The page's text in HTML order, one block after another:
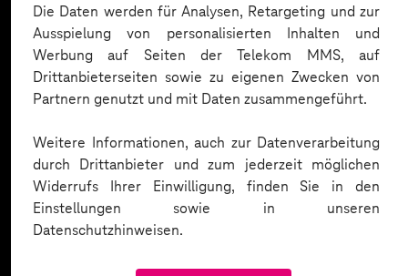
Die Daten werden für Analysen, Retargeting und zur
Ausspielung von personalisierten Inhalten und
Werbung auf Seiten der Telekom MMS, auf
Drittanbieterseiten sowie zu eigenen Zwecken von
Partnern genutzt und mit Daten zusammengeführt.
Weitere Informationen, auch zur Datenverarbeitung
durch Drittanbieter und zum jederzeit möglichen
Widerrufs Ihrer Einwilligung, finden Sie in den
Einstellungen sowie in unseren
Datenschutzhinweisen.